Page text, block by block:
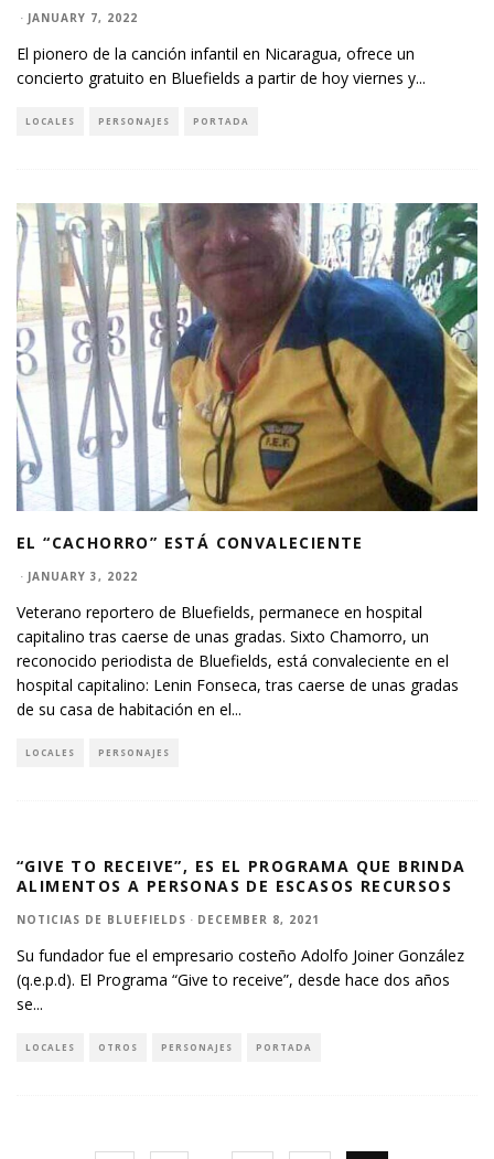
· JANUARY 7, 2022
El pionero de la canción infantil en Nicaragua, ofrece un
concierto gratuito en Bluefields a partir de hoy viernes y...
LOCALES PERSONAJES PORTADA
EL “CACHORRO” ESTÁ CONVALECIENTE
· JANUARY 3, 2022
Veterano reportero de Bluefields, permanece en hospital
capitalino tras caerse de unas gradas. Sixto Chamorro, un
reconocido periodista de Bluefields, está convaleciente en el
hospital capitalino: Lenin Fonseca, tras caerse de unas gradas
de su casa de habitación en el...
LOCALES PERSONAJES
“GIVE TO RECEIVE”, ES EL PROGRAMA QUE BRINDA
ALIMENTOS A PERSONAS DE ESCASOS RECURSOS
NOTICIAS DE BLUEFIELDS · DECEMBER 8, 2021
Su fundador fue el empresario costeño Adolfo Joiner González
(q.e.p.d). El Programa “Give to receive”, desde hace dos años
se...
LOCALES OTROS PERSONAJES PORTADA